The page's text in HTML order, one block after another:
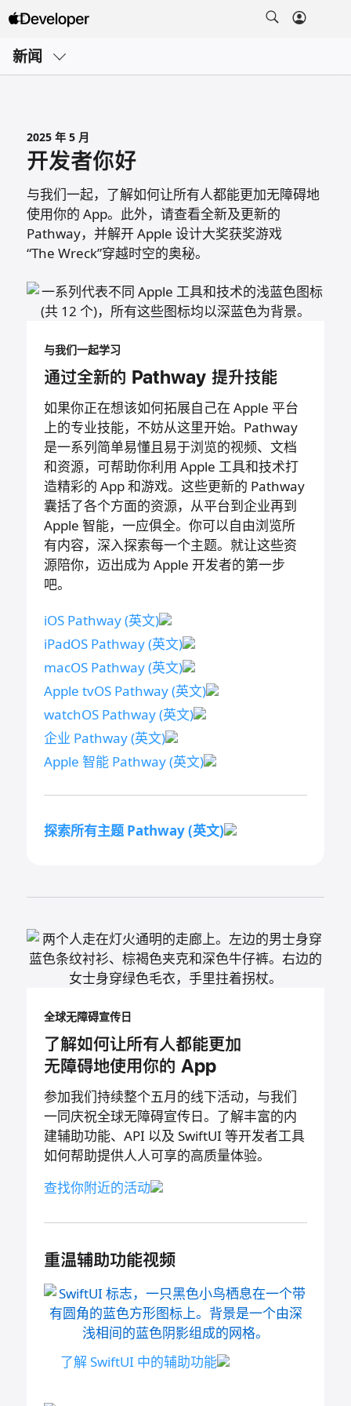
新闻
单
2025 年 5 月
开发者你好
与我们一起，了解如何让所有人都能更加无障碍地
使用你的 App。此外，请查看全新及更新的
Pathway，并解开 Apple 设计大奖获奖游戏
“The Wreck”穿越时空的奥秘。
与我们一起学习
通过全新的 Pathway 提升技能
如果你正在想该如何拓展自己在 Apple 平台
上的专业技能，不妨从这里开始。Pathway
是一系列简单易懂且易于浏览的视频、文档
和资源，可帮助你利用 Apple 工具和技术打
造精彩的 App 和游戏。这些更新的 Pathway
囊括了各个方面的资源，从平台到企业再到
Apple 智能，一应俱全。你可以自由浏览所
有内容，深入探索每一个主题。就让这些资
源陪你，迈出成为 Apple 开发者的第一步
吧。
iOS Pathway(英文)
iPadOS Pathway(英文)
macOS Pathway(英文)
Apple tvOS Pathway(英文)
watchOS Pathway(英文)
企业 Pathway(英文)
Apple 智能 Pathway(英文)
探索所有主题Pathway (英文)
全球无障碍宣传日
了解如何让所有人都能更加
无障碍地使用你的 App
参加我们持续整个五月的线下活动，与我们
一同庆祝全球无障碍宣传日。了解丰富的内
建辅助功能、API 以及 SwiftUI 等开发者工具
如何帮助提供人人可享的高质量体验。
查找你附近的活动
重温辅助功能视频
了解 SwiftUI 中的辅助功能